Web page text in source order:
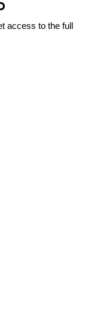
access to the full